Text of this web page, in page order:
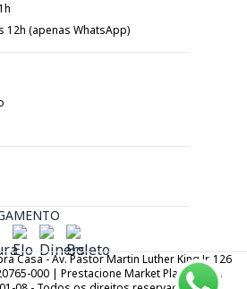
12h (apenas WhatsApp)
Casa - Av. Pastor Martin Luther King Jr. 126
000 | Prestacione Market Place LTDA.